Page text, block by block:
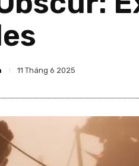
11 Tháng 6 2025